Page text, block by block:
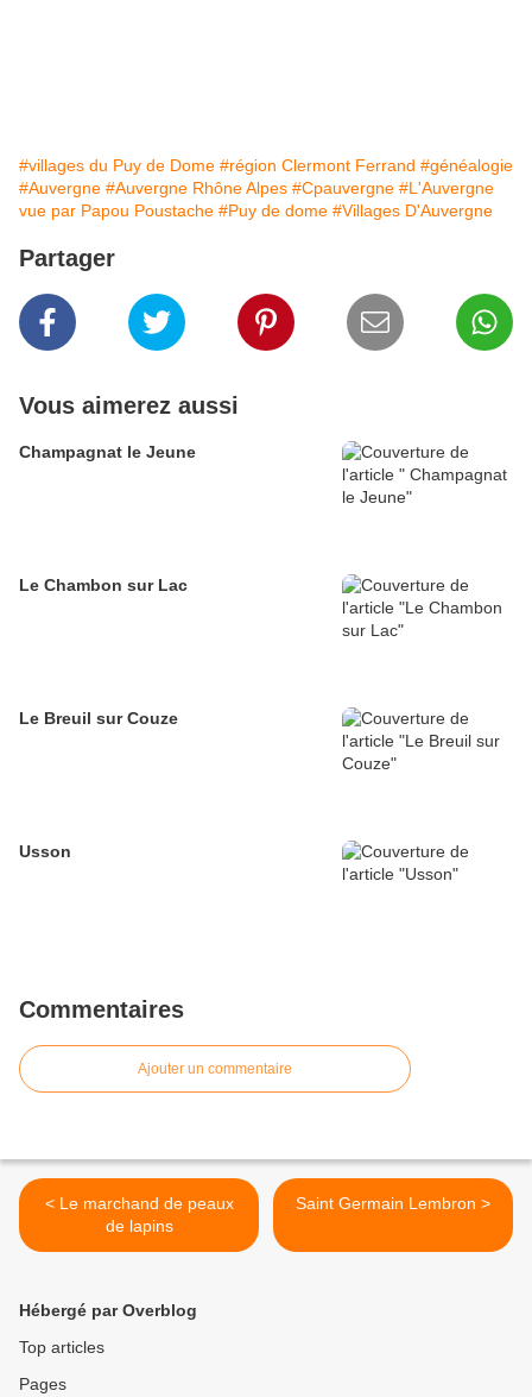
#villages du Puy de Dome #région Clermont Ferrand #généalogie
#Auvergne #Auvergne Rhône Alpes #Cpauvergne #L'Auvergne
vue par Papou Poustache #Puy de dome #Villages D'Auvergne
Partager
Vous aimerez aussi
Champagnat le Jeune
Le Chambon sur Lac
Le Breuil sur Couze
Usson
Commentaires
Ajouter un commentaire
< Le marchand de peaux
de lapins
Saint Germain Lembron >
Hébergé par Overblog
Top articles
Pages